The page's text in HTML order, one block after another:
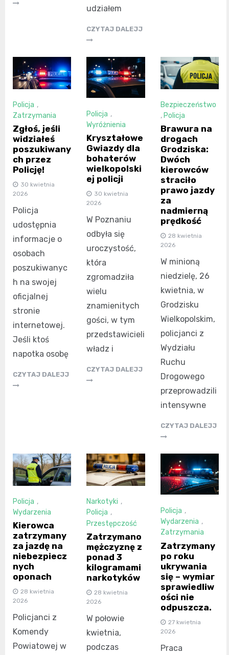
udziałem
CZYTAJ DALEJJ
Policja ,
Zatrzymania
Zgłoś, jeśli
widziałeś
poszukiwany
ch przez
Policję!
30 kwietnia
2026
Policja
udostępnia
informacje o
osobach
poszukiwanyc
h na swojej
oficjalnej
stronie
internetowej.
Jeśli ktoś
napotka osobę
CZYTAJ DALEJJ
Policja ,
Wyróżnienia
Kryształowe
Gwiazdy dla
bohaterów
wielkopolski
ej policji
30 kwietnia
2026
W Poznaniu
odbyła się
uroczystość,
która
zgromadziła
wielu
znamienitych
gości, w tym
przedstawicieli
władz i
CZYTAJ DALEJJ
Bezpieczeństwo
, Policja
Brawura na
drogach
Grodziska:
Dwóch
kierowców
straciło
prawo jazdy
za
nadmierną
prędkość
28 kwietnia
2026
W minioną
niedzielę, 26
kwietnia, w
Grodzisku
Wielkopolskim,
policjanci z
Wydziału
Ruchu
Drogowego
przeprowadzili
intensywne
CZYTAJ DALEJJ
Policja ,
Wydarzenia
Kierowca
zatrzymany
za jazdę na
niebezpiecz
nych
oponach
28 kwietnia
2026
Policjanci z
Komendy
Powiatowej w
Narkotyki ,
Policja ,
Przestępczość
Zatrzymano
mężczyznę z
ponad 3
kilogramami
narkotyków
28 kwietnia
2026
W połowie
kwietnia,
podczas
Policja ,
Wydarzenia ,
Zatrzymania
Zatrzymany
po roku
ukrywania
się – wymiar
sprawiedliw
ości nie
odpuszcza.
27 kwietnia
2026
Praca